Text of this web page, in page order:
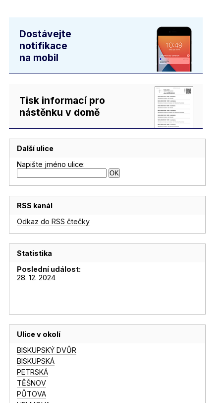
Dostávejte
notifikace
na mobil
Tisk informací pro
nástěnku v domě
Další ulice
Napište jméno ulice:
RSS kanál
Odkaz do RSS čtečky
Statistika
Poslední událost:
28. 12. 2024
Ulice v okolí
BISKUPSKÝ DVŮR
BISKUPSKÁ
PETRSKÁ
TĚŠNOV
PŮTOVA